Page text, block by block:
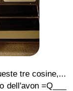
tre cosine,...
dell'avon =Q___